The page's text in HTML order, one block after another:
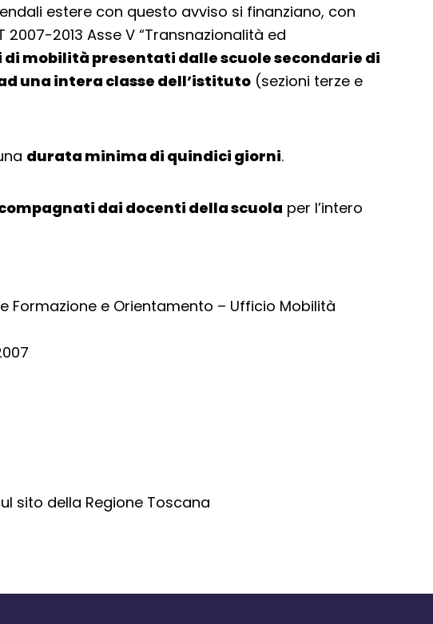
estere con questo avviso si finanziano, con
2007-2013 Asse V “Transnazionalità ed
mobilità presentati dalle scuole secondarie di
una intera classe dell’istituto(sezioni terze e
durata minima di quindici giorni.
dai docenti della scuola per l’intero
Formazione e Orientamento – Ufficio Mobilità
sito della Regione Toscana